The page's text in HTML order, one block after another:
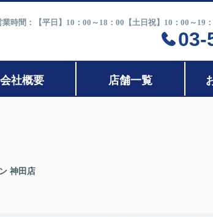
業時間：【平日】10：00～18：00【土日祝】10：00～19
03-
会社概要 店舗一覧
神田店